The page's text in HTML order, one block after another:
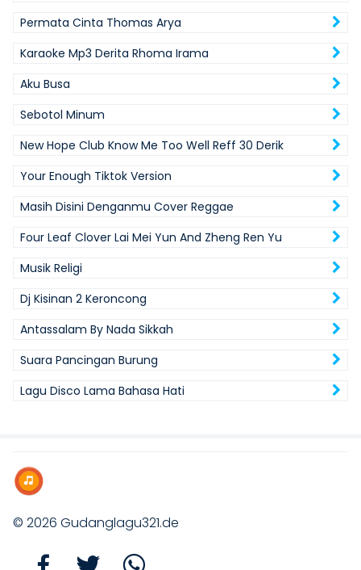
Permata Cinta Thomas Arya
Karaoke Mp3 Derita Rhoma Irama
Aku Busa
Sebotol Minum
New Hope Club Know Me Too Well Reff 30 Derik
Your Enough Tiktok Version
Masih Disini Denganmu Cover Reggae
Four Leaf Clover Lai Mei Yun And Zheng Ren Yu
Musik Religi
Dj Kisinan 2 Keroncong
Antassalam By Nada Sikkah
Suara Pancingan Burung
Lagu Disco Lama Bahasa Hati
© 2026 Gudanglagu321.de